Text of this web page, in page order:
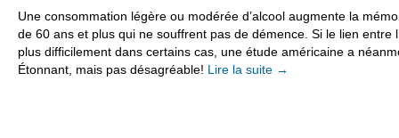
Une consommation légère ou modérée d’alcool augmente la
de 60 ans et plus qui ne souffrent pas de démence. Si le lien entre
plus difficilement dans certains cas, une étude américaine a
Étonnant, mais pas désagréable! Lire la suite →